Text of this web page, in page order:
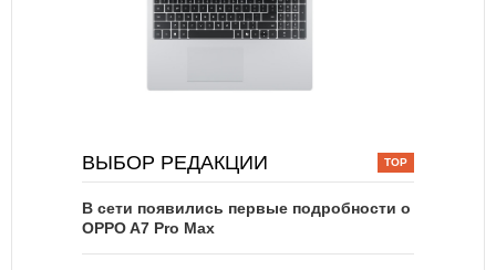
ВЫБОР РЕДАКЦИИ
В сети появились первые подробности о
OPPO A7 Pro Max